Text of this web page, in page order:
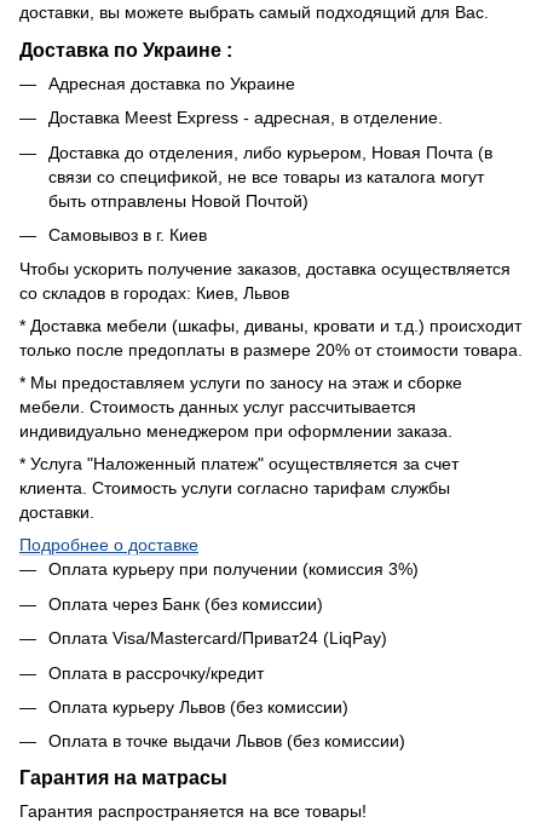
доставки, вы можете выбрать самый подходящий для Вас.
Доставка по Украине :
Адресная доставка по Украине
Доставка Meest Express - адресная, в отделение.
Доставка до отделения, либо курьером, Новая Почта (в
связи со спецификой, не все товары из каталога могут
быть отправлены Новой Почтой)
Самовывоз в г. Киев
Чтобы ускорить получение заказов, доставка осуществляется
со складов в городах: Киев, Львов
* Доставка мебели (шкафы, диваны, кровати и т.д.) происходит
только после предоплаты в размере 20% от стоимости товара.
* Мы предоставляем услуги по заносу на этаж и сборке
мебели. Стоимость данных услуг рассчитывается
индивидуально менеджером при оформлении заказа.
* Услуга "Наложенный платеж" осуществляется за счет
клиента. Стоимость услуги согласно тарифам службы
доставки.
Подробнее о доставке
Оплата курьеру при получении (комиссия 3%)
Оплата через Банк (без комиссии)
Оплата Visa/Mastercard/Приват24 (LiqPay)
Оплата в рассрочку/кредит
Оплата курьеру Львов (без комиссии)
Оплата в точке выдачи Львов (без комиссии)
Гарантия на матрасы
Гарантия распространяется на все товары!